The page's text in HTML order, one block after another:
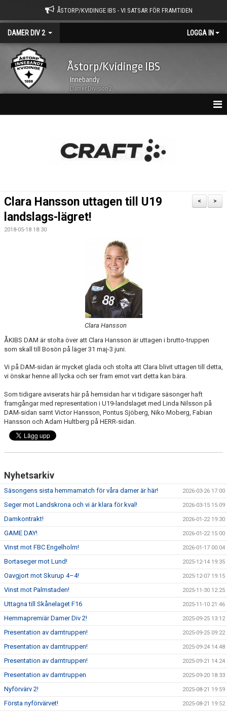
ÅSTORP/KVIDINGE IBS - VI SATSAR FÖR FRAMTIDEN
DAMER DIV 2 LOGGA IN
Åstorp/Kvidinge IBS
Innebandy
Damer Division 2
BILDGALLERI
DOKUMENT
>
<
Clara Hansson uttagen till U19
landslags-lägret!
2018-05-18 18:30
Clara Hansson
ÅKIBS DAM är stolta över att Clara Hansson är uttagen i brutto-truppen
som skall till Bosön på läger 31 maj-3 juni.
Vi på DAM-sidan är mycket glada och stolta att Clara blivit uttagen till detta,
vi önskar henne all lycka och ser fram emot vart detta kan bära.
Som tidigare aviserats här på hemsidan har vi tidigare säsonger haft
framgångar med representation i U19-landslaget med Linda Nilsson på
DAM-sidan samt Victor Hansson, Pontus Sjöberg, Niko Moberg, Fabian
Hansson och Adam Hultberg på HERR-sidan.
Nyhetsarkiv
Säsongens sista hemmamatch för våra damer är här! 2026-03-26 17:00
Seger mot Landskrona och vi är klara för kval! 2026-03-15 15:09
Damkontrakt! 2026-01-22 19:30
GAME DAY! 2026-01-22 15:00
Vinst mot FBC Engelholm! 2026-01-17 00:04
Bortaseger mot Lund! 2025-12-14 19:35
Oavgjort mot Skurup 4–4! 2025-12-07 19:15
Vinst mot Palmstaden! 2025-11-30 12:25
Uttagna till Skånelaget F16 2025-11-10 21:46
Hemmapremiär Damer Div 2! 2025-09-25 13:12
Presentation av damtruppen! 2025-09-25 09:22
Presentation av damtruppen! 2025-09-24 14:48
Presentation av damtruppen! 2025-09-21 14:24
Presentation av damtruppen 2025-09-20 18:33
Nyförvärv 2! 2025-08-21 19:59
Första nyförvärvet! 2025-08-21 19:52